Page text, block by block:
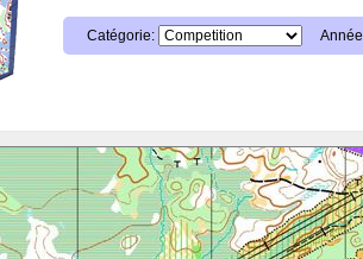
Catégorie: